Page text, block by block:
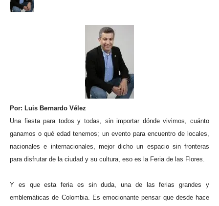
Por: Luis Bernardo Vélez
Una fiesta para todos y todas, sin importar dónde vivimos, cuánto
ganamos o qué edad tenemos; un evento para encuentro de locales,
nacionales e internacionales, mejor dicho un espacio sin fronteras
para disfrutar de la ciudad y su cultura, eso es la Feria de las Flores.
Y es que esta feria es sin duda, una de las ferias grandes y
emblemáticas de Colombia. Es emocionante pensar que desde hace